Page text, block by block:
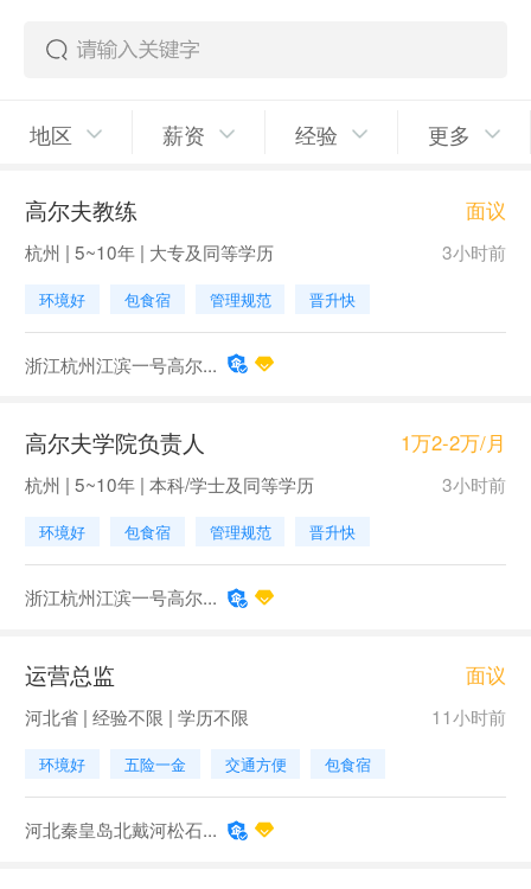
地区 薪资 经验 更多
高尔夫教练 面议
杭州 | 5~10年 | 大专及同等学历 3小时前
环境好 包食宿 管理规范 晋升快
浙江杭州江滨一号高尔...
高尔夫学院负责人 1万2-2万/月
杭州 | 5~10年 | 本科/学士及同等学历 3小时前
环境好 包食宿 管理规范 晋升快
浙江杭州江滨一号高尔...
运营总监 面议
河北省 | 经验不限 | 学历不限 11小时前
环境好 五险一金 交通方便 包食宿
河北秦皇岛北戴河松石...